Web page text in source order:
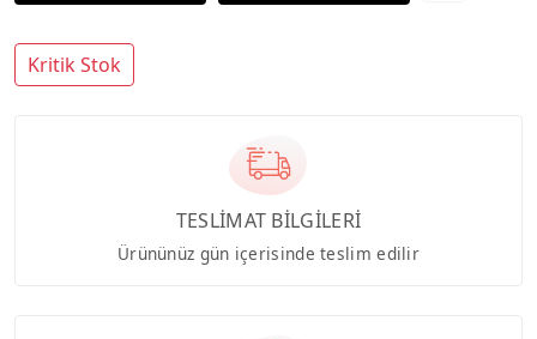
Kritik Stok
TESLİMAT BİLGİLERİ
Ürününüz gün içerisinde teslim edilir